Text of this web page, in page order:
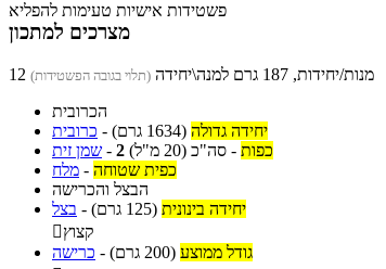
פשטידות אישיות טעימות להפליא
מצרכים למתכון
12 מנות/יחידות, 187 גרם למנה\יחידה (תלוי בגובה הפשטידות)
הכרובית
כרובית - יחידה גדולה (1634 גרם)
שמן זית - 2 כפות - סה"כ (20 מ"ל)
מלח - כפית שטוחה
הבצל והכרישה
בצל - יחידה בינונית (125 גרם)
קצוץ
כרישה - גודל ממוצע (200 גרם)